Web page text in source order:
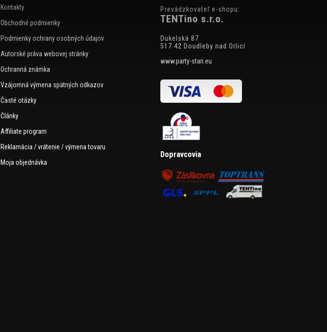
Kontakty
Obchodné podmienky
Podmienky ochrany osobných údajov
Autorské práva webovej stránky
Ochranná známka
Vzájomná výmena spätných odkazov
Časté otázky
Články
Affiliate program
Reklamácia / vrátenie / výmena tovaru
Moja objednávka
Prevádzkovateľ e-shopu:
TENTino s.r.o.
Dukelská 87
517 42 Doudleby nad Orlicí
www.party-stan.eu
Dopravcovia